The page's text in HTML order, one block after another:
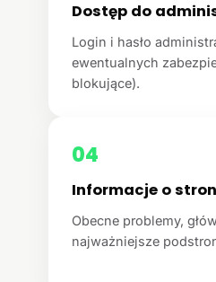
Dostęp do
Login i hasło
ewentualnych
blokujące).
04
Informacje o
Obecne problemy,
najważniejsze